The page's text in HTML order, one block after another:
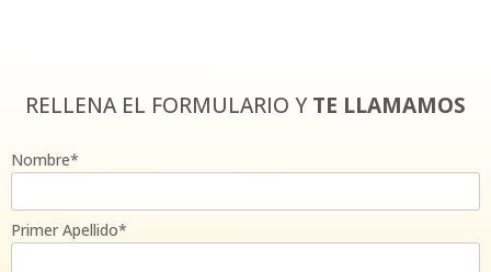
RELLENA EL FORMULARIO YTE LLAMAMOS
Nombre*
Primer Apellido*